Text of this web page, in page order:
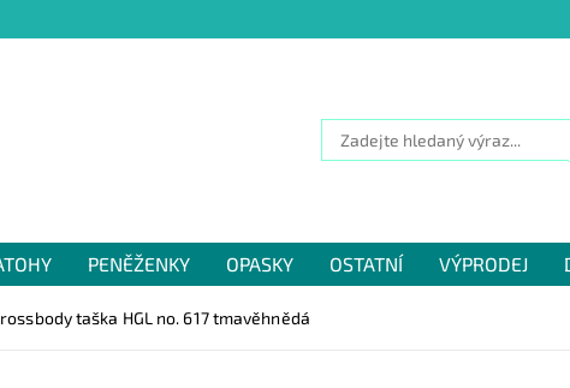
PENĚŽENKY OPASKY OSTATNÍ VÝPRODEJ
taška HGL no. 617 tmavěhnědá